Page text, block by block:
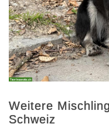
Weitere
Schweiz